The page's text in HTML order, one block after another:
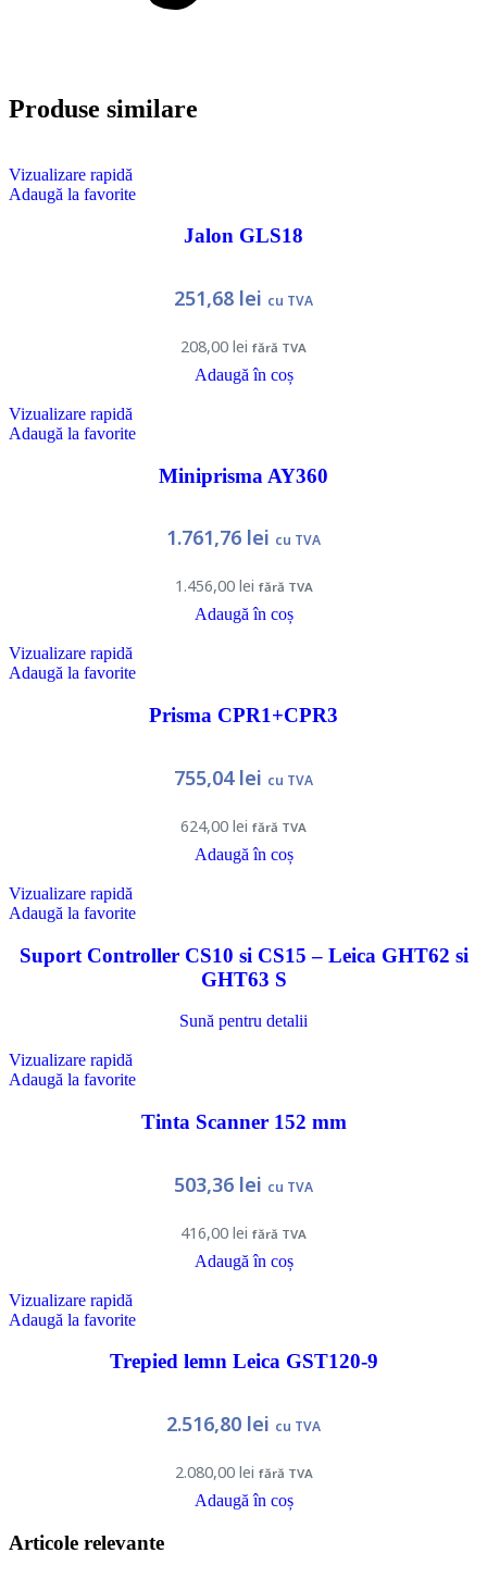
Produse similare
Vizualizare rapidă
Adaugă la favorite
Jalon GLS18
208,00 lei fără TVA
251,68 lei cu TVA
Adaugă în coș
Vizualizare rapidă
Adaugă la favorite
Miniprisma AY360
1.456,00 lei fără TVA
1.761,76 lei cu TVA
Adaugă în coș
Vizualizare rapidă
Adaugă la favorite
Prisma CPR1+CPR3
624,00 lei fără TVA
755,04 lei cu TVA
Adaugă în coș
Vizualizare rapidă
Adaugă la favorite
Suport Controller CS10 si CS15 – Leica GHT62 si
GHT63 S
Sună pentru detalii
Vizualizare rapidă
Adaugă la favorite
Tinta Scanner 152 mm
416,00 lei fără TVA
503,36 lei cu TVA
Adaugă în coș
Vizualizare rapidă
Adaugă la favorite
Trepied lemn Leica GST120-9
2.080,00 lei fără TVA
2.516,80 lei cu TVA
Adaugă în coș
Articole relevante